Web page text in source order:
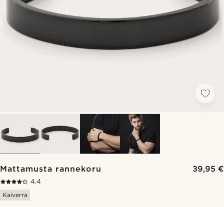
Mattamusta rannekoru 39,95 €
4.4
Kaiverra